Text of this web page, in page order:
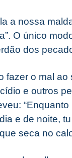
a nossa
O único
dos
fazer o mal
e outros
e de noite,
seca no